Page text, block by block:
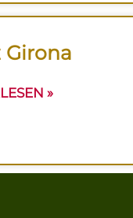
Girona
»